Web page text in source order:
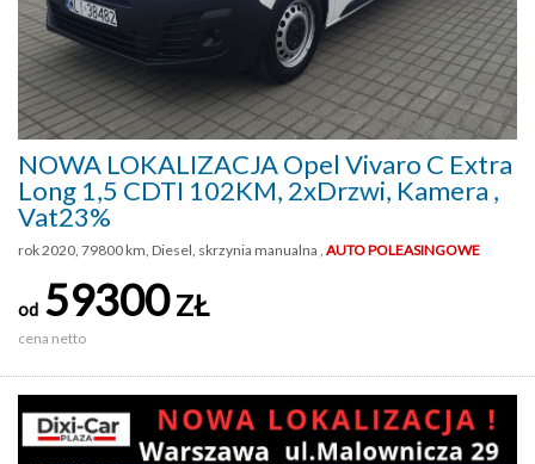
NOWA LOKALIZACJA Opel Vivaro C Extra
Long 1,5 CDTI 102KM, 2xDrzwi, Kamera ,
Vat23%
rok 2020, 79800 km, Diesel, skrzynia manualna , AUTO POLEASINGOWE
od 59300ZŁ
cena netto